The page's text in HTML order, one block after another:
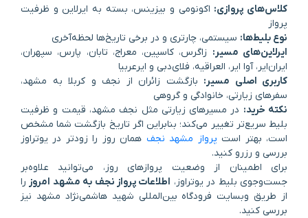
کلاس‌های پروازی: اکونومی و بیزینس، بسته به ایرلاین و ظرفیت
پرواز
نوع بلیط‌ها: سیستمی، چارتری و در برخی تاریخ‌ها لحظه‌آخری
ایرلاین‌های مسیر: زاگرس، کاسپین، معراج، تابان، پارس، سپهران،
ایران‌ایر، آوا ایر، العراقیه، فلای‌دبی و ایرعربیا
کاربری اصلی مسیر: بازگشت زائران از نجف و کربلا به مشهد،
سفرهای زیارتی، خانوادگی و گروهی
نکته خرید: در مسیرهای زیارتی مثل نجف مشهد، قیمت و ظرفیت
بلیط سریع‌تر تغییر می‌کند؛ بنابراین اگر تاریخ بازگشت شما مشخص
است، بهتر است پرواز مشهد نجف همان روز را زودتر در یوتراوز
بررسی و رزرو کنید.
برای اطمینان از وضعیت پروازهای روز، می‌توانید علاوه‌بر
جست‌وجوی بلیط در یوتراوز، اطلاعات پرواز نجف به مشهد امروز را
از طریق وبسایت فرودگاه بین‌المللی شهید هاشمی‌نژاد مشهد نیز
بررسی کنید.